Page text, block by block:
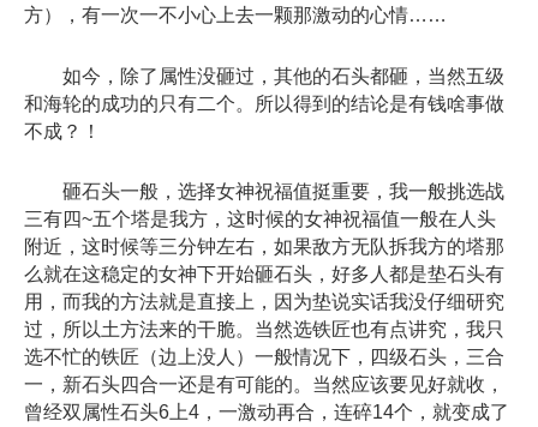
方），有一次一不小心上去一颗那激动的心情……
如今，除了属性没砸过，其他的石头都砸，当然五级
和海轮的成功的只有二个。所以得到的结论是有钱啥事做
不成？！
砸石头一般，选择女神祝福值挺重要，我一般挑选战
三有四~五个塔是我方，这时候的女神祝福值一般在人头
附近，这时候等三分钟左右，如果敌方无队拆我方的塔那
么就在这稳定的女神下开始砸石头，好多人都是垫石头有
用，而我的方法就是直接上，因为垫说实话我没仔细研究
过，所以土方法来的干脆。当然选铁匠也有点讲究，我只
选不忙的铁匠（边上没人）一般情况下，四级石头，三合
一，新石头四合一还是有可能的。当然应该要见好就收，
曾经双属性石头6上4，一激动再合，连碎14个，就变成了